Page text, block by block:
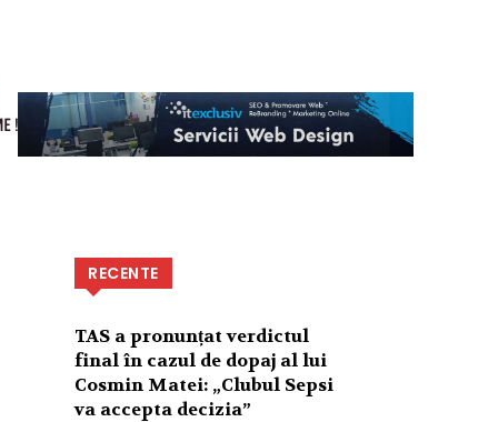
RECENTE
TAS a pronunțat verdictul
final în cazul de dopaj al lui
Cosmin Matei: „Clubul Sepsi
va accepta decizia”